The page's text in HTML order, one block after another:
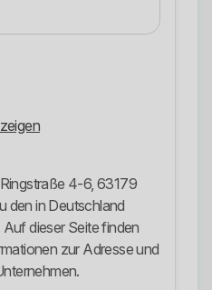
4-6, 63179
den in Deutschland
dieser Seite finden
zur Adresse und